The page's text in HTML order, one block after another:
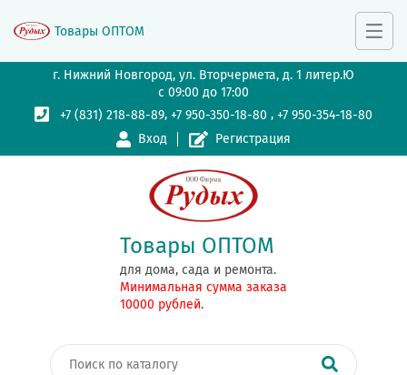
г. Нижний Новгород, ул. Вторчермета, д. 1 литер.Ю
с 09:00 до 17:00
+7 (831) 218-88-89,+7 950-350-18-80 ,+7 950-354-18-80
Вход
Регистрация
Товары ОПТОМ
для дома, сада и ремонта.
Минимальная сумма заказа
10000 рублей.
Товары ОПТОМ